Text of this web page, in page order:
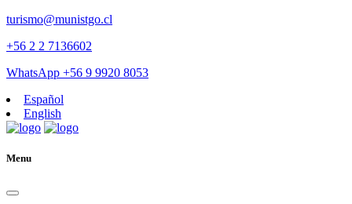
turismo@munistgo.cl
+56 2 2 7136602
WhatsApp +56 9 9920 8053
Español
English
Menu